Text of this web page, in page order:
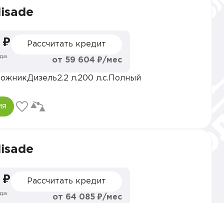
₽ Рассчитать кредит
от 59 604 ₽/мес
Дизель2.2 л.200 л.с. Полный
₽ Рассчитать кредит
от 64 085 ₽/мес